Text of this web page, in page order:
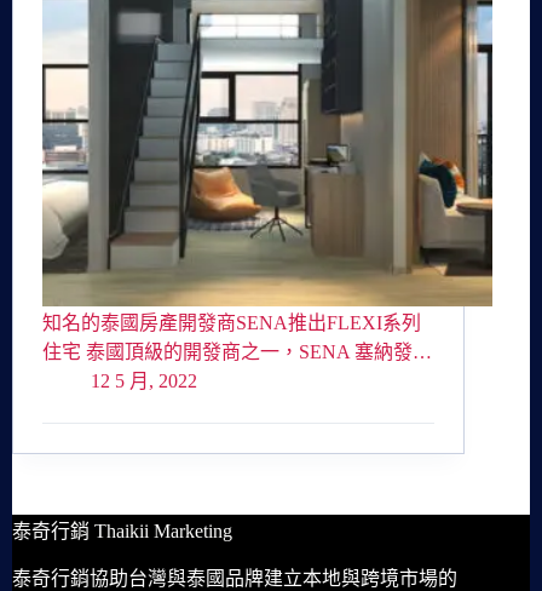
知名的泰國房產開發商SENA推出FLEXI系列
住宅 泰國頂級的開發商之一，SENA 塞納發…
12 5 月, 2022
泰奇行銷 Thaikii Marketing
泰奇行銷協助台灣與泰國品牌建立本地與跨境市場的